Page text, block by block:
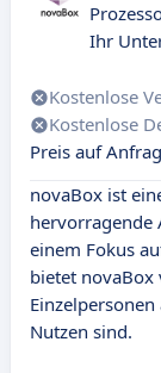
Ihr
Kostenlose
Kostenlose
Preis auf
novaBox ist
hervorragende
einem Fokus
bietet
Nutzen sind.